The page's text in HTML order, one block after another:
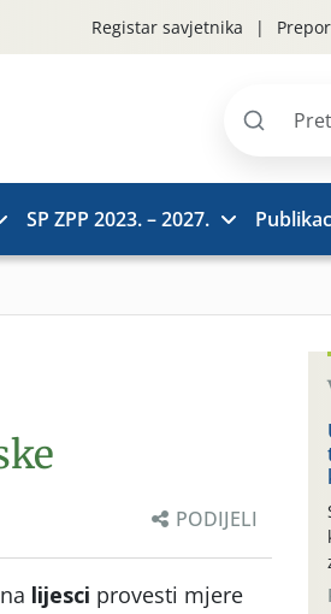
Registar savjetnika
Pretraži
SP ZPP 2023. – 2027.
PODIJELI
lijesci provesti mjere